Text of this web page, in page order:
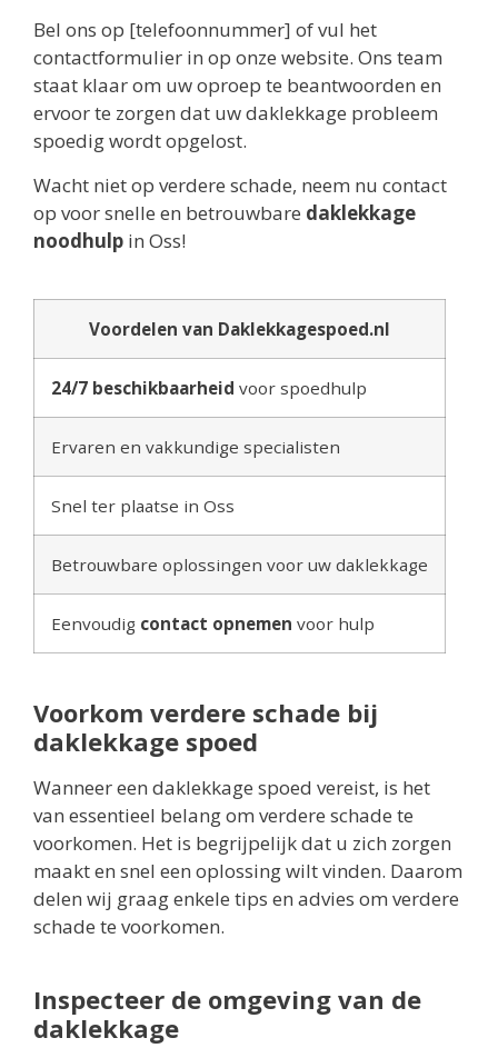
Bel ons op [telefoonnummer] of vul het
contactformulier in op onze website. Ons team
staat klaar om uw oproep te beantwoorden en
ervoor te zorgen dat uw daklekkage probleem
spoedig wordt opgelost.
Wacht niet op verdere schade, neem nu contact
op voor snelle en betrouwbare daklekkage
noodhulp in Oss!
Voordelen van Daklekkagespoed.nl
24/7 beschikbaarheid voor spoedhulp
Ervaren en vakkundige specialisten
Snel ter plaatse in Oss
Betrouwbare oplossingen voor uw daklekkage
Eenvoudig contact opnemen voor hulp
Voorkom verdere schade bij
daklekkage spoed
Wanneer een daklekkage spoed vereist, is het
van essentieel belang om verdere schade te
voorkomen. Het is begrijpelijk dat u zich zorgen
maakt en snel een oplossing wilt vinden. Daarom
delen wij graag enkele tips en advies om verdere
schade te voorkomen.
Inspecteer de omgeving van de
daklekkage